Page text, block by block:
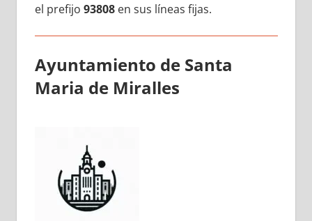
el prefijo 93808en sus líneas fijas.
Ayuntamiento dе Santa
Maria dе Miralles